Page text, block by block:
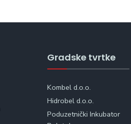
Gradske tvrtke
Kombel d.o.o.
Hidrobel d.o.o.
Poduzetnički Inkubator